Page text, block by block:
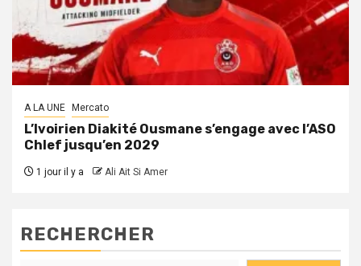
A LA UNE Mercato
L’Ivoirien Diakité Ousmane s’engage avec l’ASO
Chlef jusqu’en 2029
1 jour il y a Ali Ait Si Amer
RECHERCHER